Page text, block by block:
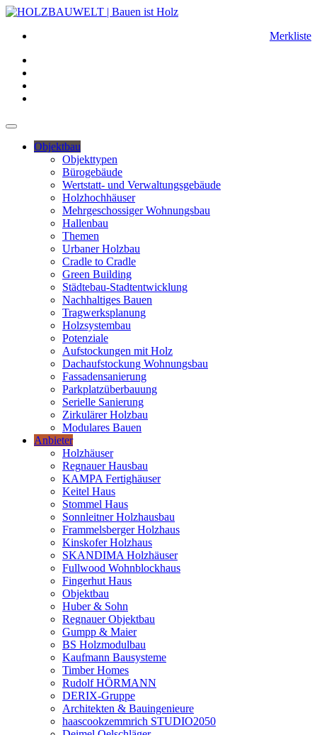
Merkliste
Objektbau
Objekttypen
Bürogebäude
Wertstatt- und Verwaltungsgebäude
Holzhochhäuser
Mehrgeschossiger Wohnungsbau
Hallenbau
Themen
Urbaner Holzbau
Cradle to Cradle
Green Building
Städtebau-Stadtentwicklung
Nachhaltiges Bauen
Tragwerksplanung
Holzsystembau
Potenziale
Aufstockungen mit Holz
Dachaufstockung Wohnungsbau
Fassadensanierung
Parkplatzüberbauung
Serielle Sanierung
Zirkulärer Holzbau
Modulares Bauen
Anbieter
Holzhäuser
Regnauer Hausbau
KAMPA Fertighäuser
Keitel Haus
Stommel Haus
Sonnleitner Holzhausbau
Frammelsberger Holzhaus
Kinskofer Holzhaus
SKANDIMA Holzhäuser
Fullwood Wohnblockhaus
Fingerhut Haus
Objektbau
Huber & Sohn
Regnauer Objektbau
Gumpp & Maier
BS Holzmodulbau
Kaufmann Bausysteme
Timber Homes
Rudolf HÖRMANN
DERIX-Gruppe
Architekten & Bauingenieure
haascookzemmrich STUDIO2050